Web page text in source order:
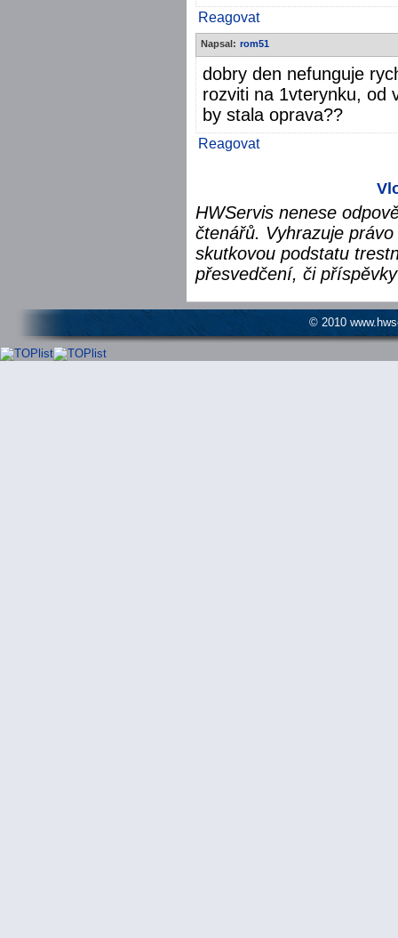
Reagovat
Napsal: rom51
dobry den nefunguje
rozviti na 1vterynku, od
by stala oprava??
Reagovat
HWServis nenese
čtenářů. Vyhrazuje
skutkovou podstatu
přesvedčení, či
© 2010